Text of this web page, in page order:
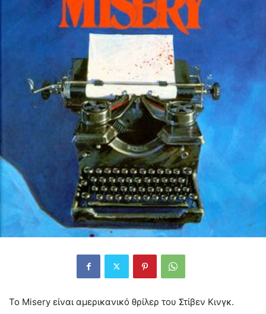
Το Misery είναι αμερικανικό θρίλερ του Στίβεν Κινγκ.